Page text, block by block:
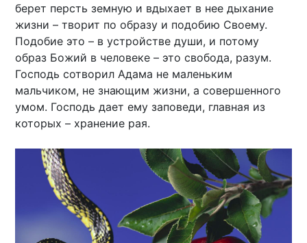
берет персть земную и вдыхает в нее дыхание
жизни – творит по образу и подобию Своему.
Подобие это – в устройстве души, и потому
образ Божий в человеке – это свобода, разум.
Господь сотворил Адама не маленьким
мальчиком, не знающим жизни, а совершенного
умом. Господь дает ему заповеди, главная из
которых – хранение рая.